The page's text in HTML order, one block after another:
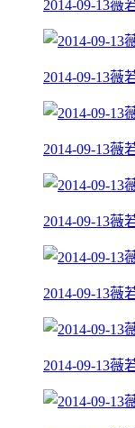
2014-09-13薇
2014-09-13薇
2014-09-13薇
2014-09-13薇
2014-09-13薇
2014-09-13薇